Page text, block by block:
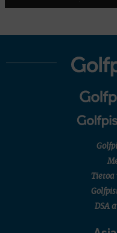
U18/FJT/Aulanko)
LEGENDS TOUR
U.S. Women's Amateur
Eeli Krankka, Lionel Mutikainen
Kivitippu Classic
SM-reikäpeli (M50/Kymen
7 (U18 ja U21/pojat/Tahko)
Tietoa
DSA